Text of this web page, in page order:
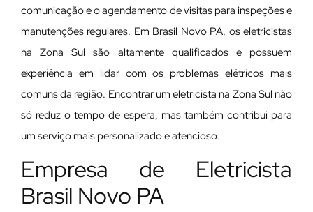
comunicação e o agendamento de visitas para inspeções e
manutenções regulares. Em Brasil Novo PA, os eletricistas
na Zona Sul são altamente qualificados e possuem
experiência em lidar com os problemas elétricos mais
comuns da região. Encontrar um eletricista na Zona Sul não
só reduz o tempo de espera, mas também contribui para
um serviço mais personalizado e atencioso.
Empresa de Eletricista
Brasil Novo PA